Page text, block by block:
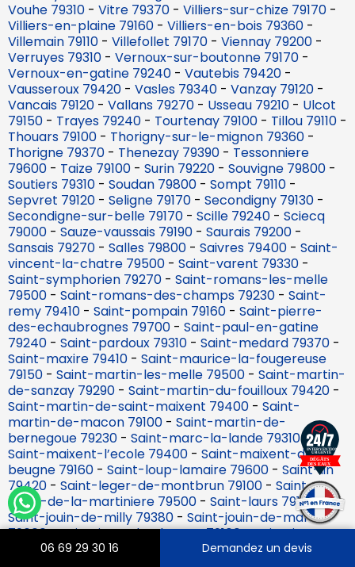
06 69 29 30 16 Demandez un devis
Vouhe 79310 - Vitre 79370 - Villiers-sur-chize 79170 -
Villiers-en-plaine 79160 - Villiers-en-bois 79360 -
Villemain 79110 - Villefollet 79170 - Viennay 79200 -
Verruyes 79310 - Vernoux-sur-boutonne 79170 -
Vernoux-en-gatine 79240 - Vautebis 79420 -
Vausseroux 79420 - Vasles 79340 - Vanzay 79120 -
Vancais 79120 - Vallans 79270 - Usseau 79210 - Ulcot
79150 - Trayes 79240 - Tourtenay 79100 - Tillou 79110 -
Thouars 79100 - Thorigny-sur-le-mignon 79360 -
Thorigne 79370 - Thenezay 79390 - Tessonniere
79600 - Taize 79100 - Surin 79220 - Souvigne 79800 -
Soutiers 79310 - Soudan 79800 - Sompt 79110 -
Sepvret 79120 - Seligne 79170 - Secondigny 79130 -
Secondigne-sur-belle 79170 - Scille 79240 - Sciecq
79000 - Sauze-vaussais 79190 - Saurais 79200 -
Sansais 79270 - Salles 79800 - Saivres 79400 - Saint-
vincent-la-chatre 79500 - Saint-varent 79330 -
Saint-symphorien 79270 - Saint-romans-les-melle
79500 - Saint-romans-des-champs 79230 - Saint-
remy 79410 - Saint-pompain 79160 - Saint-pierre-
des-echaubrognes 79700 - Saint-paul-en-gatine
79240 - Saint-pardoux 79310 - Saint-medard 79370 -
Saint-maxire 79410 - Saint-maurice-la-fougereuse
79150 - Saint-martin-les-melle 79500 - Saint-martin-
de-sanzay 79290 - Saint-martin-du-fouilloux 79420 -
Saint-martin-de-saint-maixent 79400 - Saint-
martin-de-macon 79100 - Saint-martin-de-
bernegoue 79230 - Saint-marc-la-lande 79310-
Saint-maixent-l’ecole 79400 - Saint-maixent-de-
beugne 79160 - Saint-loup-lamaire 79600 - Saint-lin
79420 - Saint-leger-de-montbrun 79100 - Saint-
leger-de-la-martiniere 79500 - Saint-laurs 79160-
Saint-jouin-de-milly 79380 - Saint-jouin-de-marnes
79600-Saint-jean-de-thouars 79100-Saint-jacques-
de-thouars 79100- Saint-hilaire-la-palud 79210-